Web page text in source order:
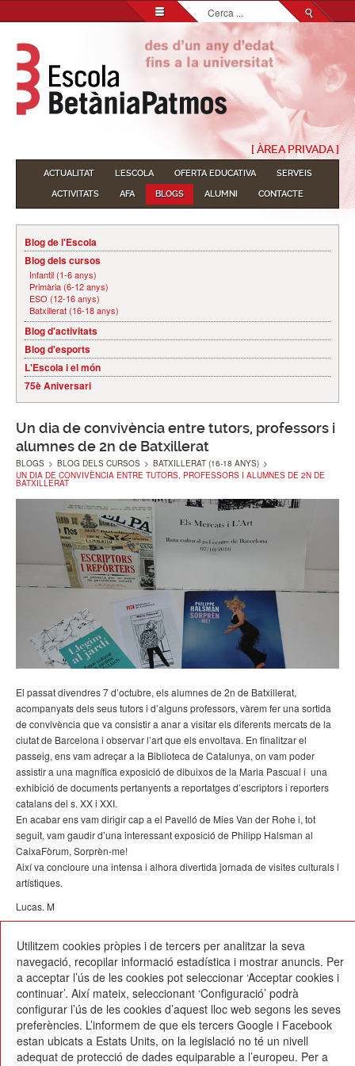
Cerca
...
[ ÀREA PRIVADA ]
ACTUALITAT L'ESCOLA OFERTA EDUCATIVA
SERVEIS
ACTIVITATS
AFA BLOGS ALUMNI CONTACTE
Blog de l'Escola
Blog dels cursos
Infantil (1-6 anys)
Primària (6-12 anys)
ESO (12-16 anys)
Batxillerat (16-18 anys)
Blog d'activitats
Blog d'esports
L'Escola i el món
75è Aniversari
Un dia de convivència entre tutors, professors i
alumnes de 2n de Batxillerat
BLOGS > BLOG DELS CURSOS > BATXILLERAT (16-18 ANYS) >
UN DIA DE CONVIVÈNCIA ENTRE TUTORS, PROFESSORS I ALUMNES DE 2N DE
BATXILLERAT
El passat divendres 7 d’octubre, els alumnes de 2n de Batxillerat,
acompanyats dels seus tutors i d’alguns professors, vàrem fer una sortida
de convivència que va consistir a anar a visitar els diferents mercats de la
ciutat de Barcelona i observar l’art que els envoltava. En finalitzar el
passeig, ens vam adreçar a la Biblioteca de Catalunya, on vam poder
assistir a una magnífica exposició de dibuixos de la Maria Pascual i una
exhibició de documents pertanyents a reportatges d’escriptors i reporters
catalans del s. XX i XXI.
En acabar ens vam dirigir cap a el Pavelló de Mies Van der Rohe i, tot
seguit, vam gaudir d’una interessant exposició de Philipp Halsman al
CaixaFòrum, Sorprèn-me!
Així va concloure una intensa i alhora divertida jornada de visites culturals i
artístiques.
Lucas. M
09/11/2016
Escola Betània-Patmos
C. Montevideo, 13
Utilitzem cookies pròpies i de tercers per analitzar la seva
navegació, recopilar informació estadística i mostrar anuncis. Per
a acceptar l’ús de les cookies pot seleccionar ‘Acceptar cookies i
continuar’. Així mateix, seleccionant ‘Configuració’ podrà
configurar l’ús de les cookies d’aquest lloc web segons les seves
preferències. L’informem de que els tercers Google i Facebook
estan ubicats a Estats Units, on la legislació no té un nivell
adequat de protecció de dades equiparable a l’europeu. Per a